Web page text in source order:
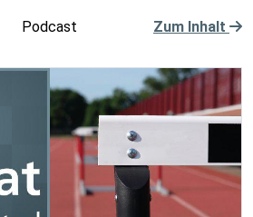
Podcast Zum Inhalt